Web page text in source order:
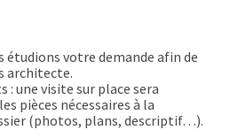
étudions votre demande afin de
architecte.
: une visite sur place sera
pièces nécessaires à la
(photos, plans, descriptif…).